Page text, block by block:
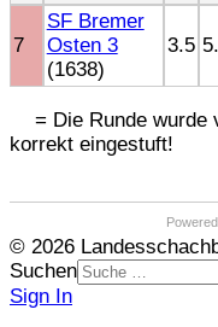
7
SF Bremer
Osten 3
(1638)
3.5
= Die Runde wurde
korrekt eingestuft!
© 2026
Suchen
Sign In